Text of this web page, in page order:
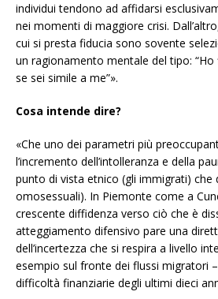
individui tendono ad affidarsi
nei momenti di maggiore crisi.
cui si presta fiducia sono sovente
un ragionamento mentale del tipo:
se sei simile a me”».
Cosa intende dire?
«Che uno dei parametri più
l’incremento dell’intolleranza e della
punto di vista etnico (gli immigrati) che
omosessuali). In Piemonte come a
crescente diffidenza verso ciò che è
atteggiamento difensivo pare una
dell’incertezza che si respira a livello
esempio sul fronte dei flussi migratori
difficoltà finanziarie degli ultimi dieci